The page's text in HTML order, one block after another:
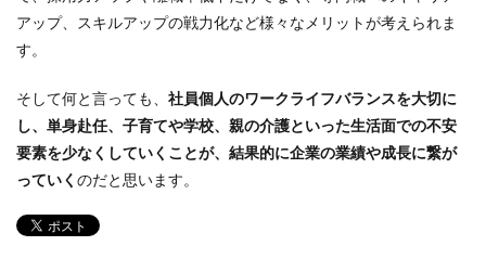
アップ、スキルアップの戦力化など様々なメリットが考えられま
す。
そして何と言っても、 社員個人のワークライフバランスを大切に
し、単身赴任、子育てや学校、親の介護といった生活面での不安
要素を少なくしていくことが、結果的に企業の業績や成長に繋が
っていく のだと思います。